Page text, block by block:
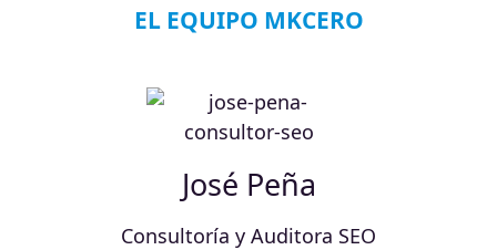
EL EQUIPO MKCERO
José Peña
Consultoría y Auditora SEO